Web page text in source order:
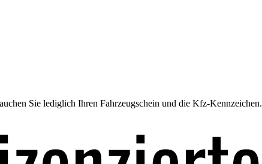
Sie lediglich Ihren Fahrzeugschein und die Kfz-Kennzeichen.